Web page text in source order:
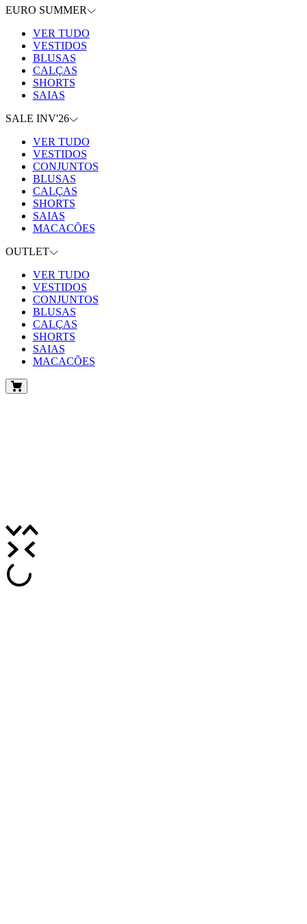
EURO SUMMER
VER TUDO
VESTIDOS
BLUSAS
CALÇAS
SHORTS
SAIAS
SALE INV'26
VER TUDO
VESTIDOS
CONJUNTOS
BLUSAS
CALÇAS
SHORTS
SAIAS
MACACÕES
OUTLET
VER TUDO
VESTIDOS
CONJUNTOS
BLUSAS
CALÇAS
SHORTS
SAIAS
MACACÕES